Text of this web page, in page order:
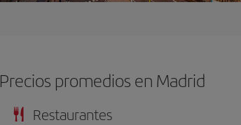
Precios promedios en Madrid
Restaurantes